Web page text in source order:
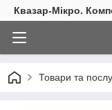
Квазар-Мікро.
Товари та